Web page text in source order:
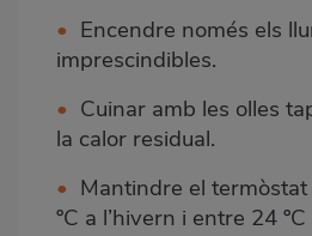
• Encendre només els
imprescindibles.
• Cuinar amb les olles
la calor residual.
• Mantindre el
ºC a l’hivern i entre 24 ºC